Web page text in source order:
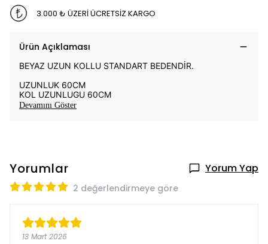
3.000 ₺ ÜZERİ ÜCRETSİZ KARGO
Ürün Açıklaması
BEYAZ UZUN KOLLU STANDART BEDENDİR.
UZUNLUK 60CM
KOL UZUNLUGU 60CM
Devamını Göster
Yorumlar Yorum Yap
2 değerlendirmeye göre
13 Mart 2026